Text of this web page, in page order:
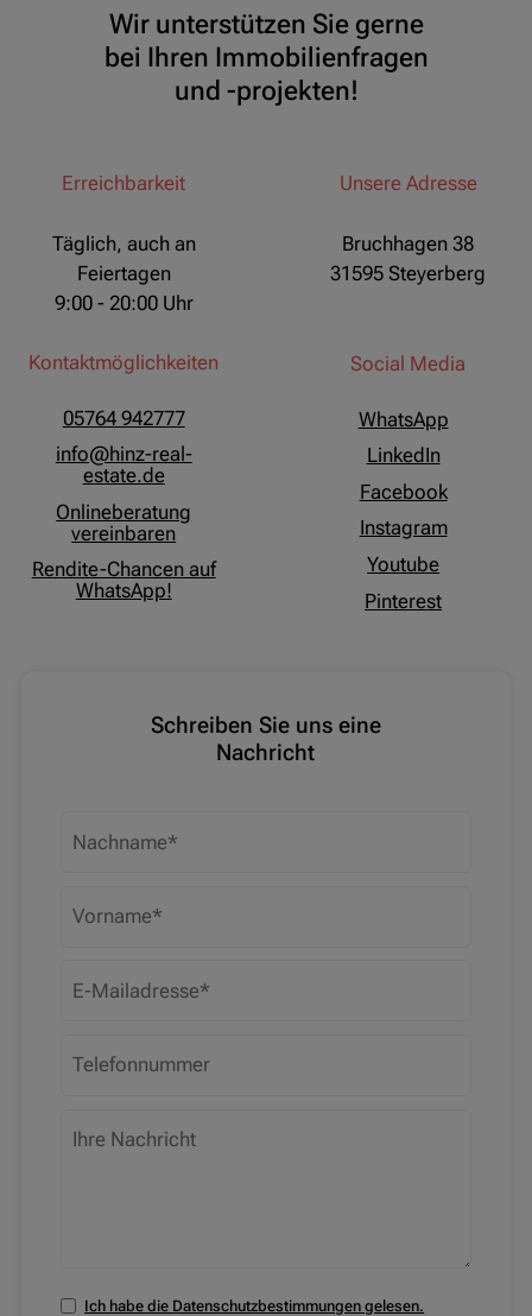
Wir unterstützen Sie gerne
bei Ihren Immobilienfragen
und -projekten!
Erreichbarkeit
Täglich, auch an
Feiertagen
9:00 - 20:00 Uhr
Kontaktmöglichkeiten
05764 942777
info@hinz-real-
estate.de
Onlineberatung
vereinbaren
Rendite-Chancen auf
WhatsApp!
Unsere Adresse
Bruchhagen 38
31595 Steyerberg
Social Media
WhatsApp
LinkedIn
Facebook
Instagram
Youtube
Pinterest
Schreiben Sie uns eine
Nachricht
Ich habe die Datenschutzbestimmungen gelesen.